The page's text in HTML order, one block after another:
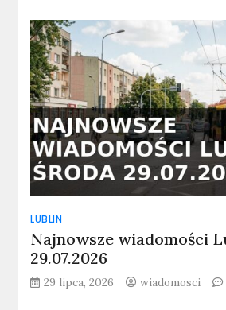
wiadomości
Lublin
–
Piątek
31.07.2026
LUBLIN
Najnowsze wiadomości
29.07.2026
29 lipca, 2026 wiadomosci